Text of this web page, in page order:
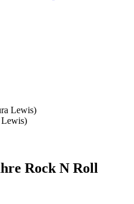
Lewis)
Rock N Roll